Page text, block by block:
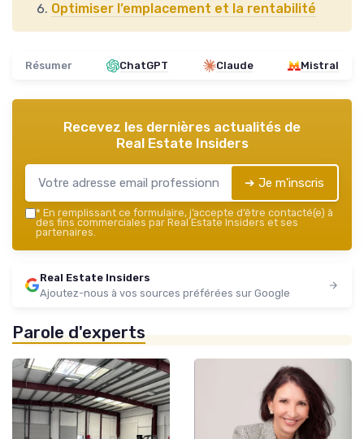
Optimiser l’emplacement et la rentabilité
Résumer ChatGPT Claude Mistral
Recevez les dernières actualités de
Real Estate Insiders
➔ Je m'inscris
* En remplissant ce formulaire, j’accepte d’être contacté(e) à
des fins commerciales par Real Estate Insiders et ses
partenaires.
Real Estate Insiders
Ajoutez-nous à vos sources préférées sur Google
Parole d'experts